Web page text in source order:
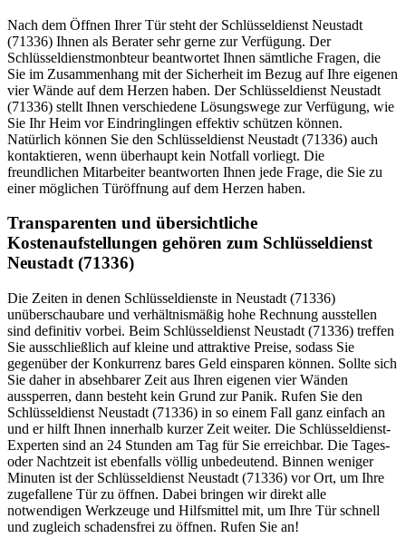
Nach dem Öffnen Ihrer Tür steht der Schlüsseldienst Neustadt
(71336) Ihnen als Berater sehr gerne zur Verfügung. Der
Schlüsseldienstmonbteur beantwortet Ihnen sämtliche Fragen, die
Sie im Zusammenhang mit der Sicherheit im Bezug auf Ihre eigenen
vier Wände auf dem Herzen haben. Der Schlüsseldienst Neustadt
(71336) stellt Ihnen verschiedene Lösungswege zur Verfügung, wie
Sie Ihr Heim vor Eindringlingen effektiv schützen können.
Natürlich können Sie den Schlüsseldienst Neustadt (71336) auch
kontaktieren, wenn überhaupt kein Notfall vorliegt. Die
freundlichen Mitarbeiter beantworten Ihnen jede Frage, die Sie zu
einer möglichen Türöffnung auf dem Herzen haben.
Transparenten und übersichtliche
Kostenaufstellungen gehören zum Schlüsseldienst
Neustadt (71336)
Die Zeiten in denen Schlüsseldienste in Neustadt (71336)
unüberschaubare und verhältnismäßig hohe Rechnung ausstellen
sind definitiv vorbei. Beim Schlüsseldienst Neustadt (71336) treffen
Sie ausschließlich auf kleine und attraktive Preise, sodass Sie
gegenüber der Konkurrenz bares Geld einsparen können. Sollte sich
Sie daher in absehbarer Zeit aus Ihren eigenen vier Wänden
aussperren, dann besteht kein Grund zur Panik. Rufen Sie den
Schlüsseldienst Neustadt (71336) in so einem Fall ganz einfach an
und er hilft Ihnen innerhalb kurzer Zeit weiter. Die Schlüsseldienst-
Experten sind an 24 Stunden am Tag für Sie erreichbar. Die Tages-
oder Nachtzeit ist ebenfalls völlig unbedeutend. Binnen weniger
Minuten ist der Schlüsseldienst Neustadt (71336) vor Ort, um Ihre
zugefallene Tür zu öffnen. Dabei bringen wir direkt alle
notwendigen Werkzeuge und Hilfsmittel mit, um Ihre Tür schnell
und zugleich schadensfrei zu öffnen. Rufen Sie an!